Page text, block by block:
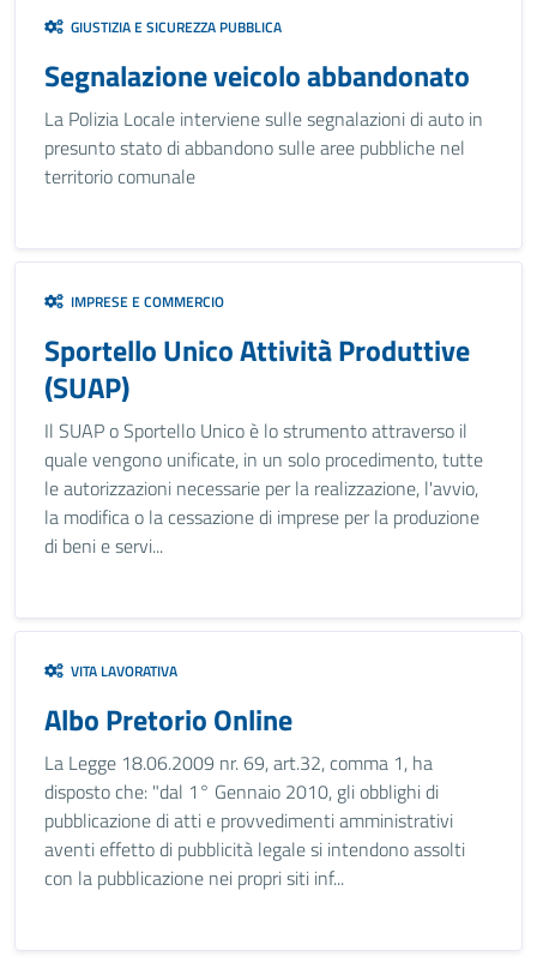
GIUSTIZIA E SICUREZZA PUBBLICA
Segnalazione veicolo abbandonato
La Polizia Locale interviene sulle segnalazioni di auto in
presunto stato di abbandono sulle aree pubbliche nel
territorio comunale
IMPRESE E COMMERCIO
Sportello Unico Attività Produttive
(SUAP)
Il SUAP o Sportello Unico è lo strumento attraverso il
quale vengono unificate, in un solo procedimento, tutte
le autorizzazioni necessarie per la realizzazione, l'avvio,
la modifica o la cessazione di imprese per la produzione
di beni e servi...
VITA LAVORATIVA
Albo Pretorio Online
La Legge 18.06.2009 nr. 69, art.32, comma 1, ha
disposto che: "dal 1° Gennaio 2010, gli obblighi di
pubblicazione di atti e provvedimenti amministrativi
aventi effetto di pubblicità legale si intendono assolti
con la pubblicazione nei propri siti inf...